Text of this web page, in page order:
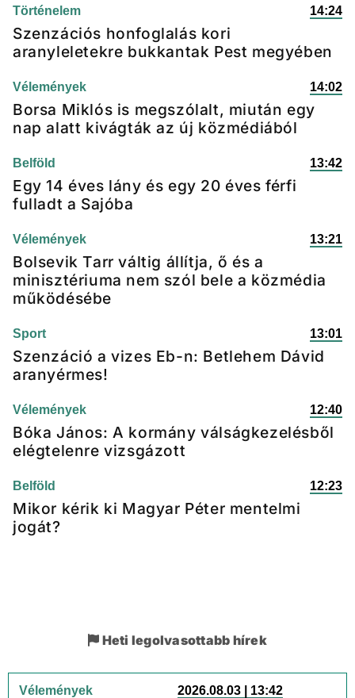
Történelem 14:24
Szenzációs honfoglalás kori
aranyleletekre bukkantak Pest megyében
Vélemények 14:02
Borsa Miklós is megszólalt, miután egy
nap alatt kivágták az új közmédiából
Belföld 13:42
Egy 14 éves lány és egy 20 éves férfi
fulladt a Sajóba
Vélemények 13:21
Bolsevik Tarr váltig állítja, ő és a
minisztériuma nem szól bele a közmédia
működésébe
Sport 13:01
Szenzáció a vizes Eb-n: Betlehem Dávid
aranyérmes!
Vélemények 12:40
Bóka János: A kormány válságkezelésből
elégtelenre vizsgázott
Belföld 12:23
Mikor kérik ki Magyar Péter mentelmi
jogát?
Heti legolvasottabb hírek
Vélemények 2026.08.03 | 13:42